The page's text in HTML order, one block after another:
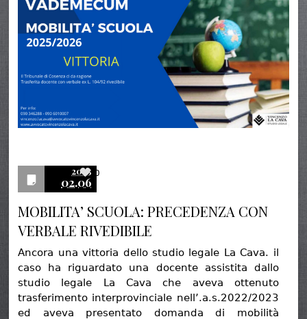
2025
02.06
0
MOBILITA’ SCUOLA: PRECEDENZA CON
VERBALE RIVEDIBILE
Ancora una vittoria dello studio legale La Cava. il
caso ha riguardato una docente assistita dallo
studio legale La Cava che aveva ottenuto
trasferimento interprovinciale nell’.a.s.2022/2023
ed aveva presentato domanda di mobilità